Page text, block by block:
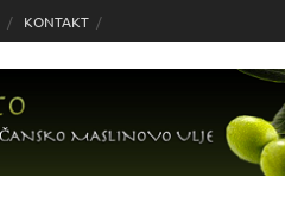
KONTAKT